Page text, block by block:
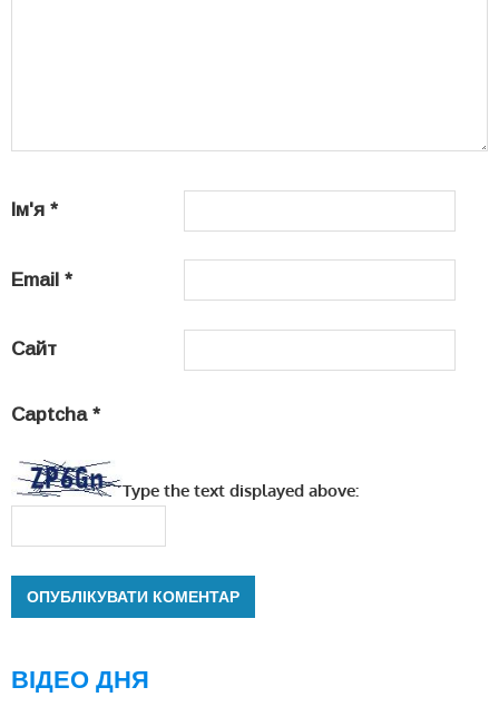
Ім'я *
Email *
Сайт
Captcha *
Type the text displayed above:
ВІДЕО ДНЯ